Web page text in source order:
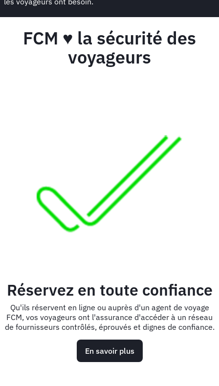
FCM ♥️ la sécurité des
voyageurs
Réservez en toute confiance
Qu'ils réservent en ligne ou auprès d'un agent de voyage
FCM, vos voyageurs ont l'assurance d'accéder à un réseau
de fournisseurs contrôlés, éprouvés et dignes de confiance.
En savoir plus